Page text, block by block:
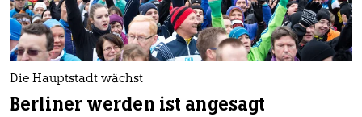
Die Hauptstadt wächst
Berliner werden ist angesagt